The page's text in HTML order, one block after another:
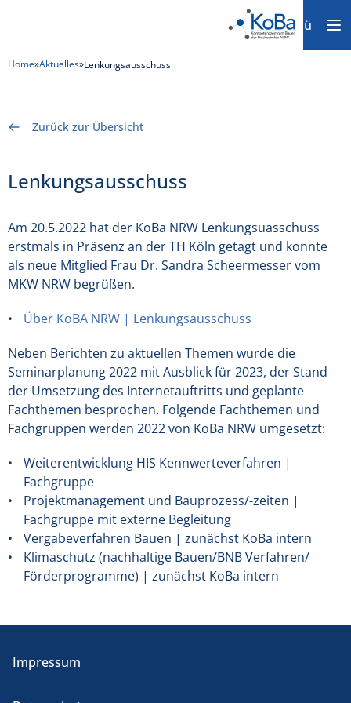
Menü
Home»Aktuelles»Lenkungsausschuss
Zurück zur Übersicht
Lenkungsausschuss
Am 20.5.2022 hat der KoBa NRW Lenkungsuasschuss
erstmals in Präsenz an der TH Köln getagt und konnte
als neue Mitglied Frau Dr. Sandra Scheermesser vom
MKW NRW begrüßen.
Über KoBA NRW | Lenkungsausschuss
Neben Berichten zu aktuellen Themen wurde die
Seminarplanung 2022 mit Ausblick für 2023, der Stand
der Umsetzung des Internetauftritts und geplante
Fachthemen besprochen. Folgende Fachthemen und
Fachgruppen werden 2022 von KoBa NRW umgesetzt:
Weiterentwicklung HIS Kennwerteverfahren |
Fachgruppe
Projektmanagement und Bauprozess/-zeiten |
Fachgruppe mit externe Begleitung
Vergabeverfahren Bauen | zunächst KoBa intern
Klimaschutz (nachhaltige Bauen/BNB Verfahren/
Förderprogramme) | zunächst KoBa intern
Impressum